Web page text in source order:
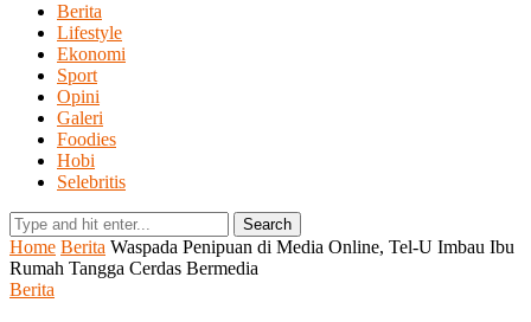
Berita
Lifestyle
Ekonomi
Sport
Opini
Galeri
Foodies
Hobi
Selebritis
Search
Home Berita Waspada Penipuan di Media Online, Tel-U Imbau Ibu
Rumah Tangga Cerdas Bermedia
Berita